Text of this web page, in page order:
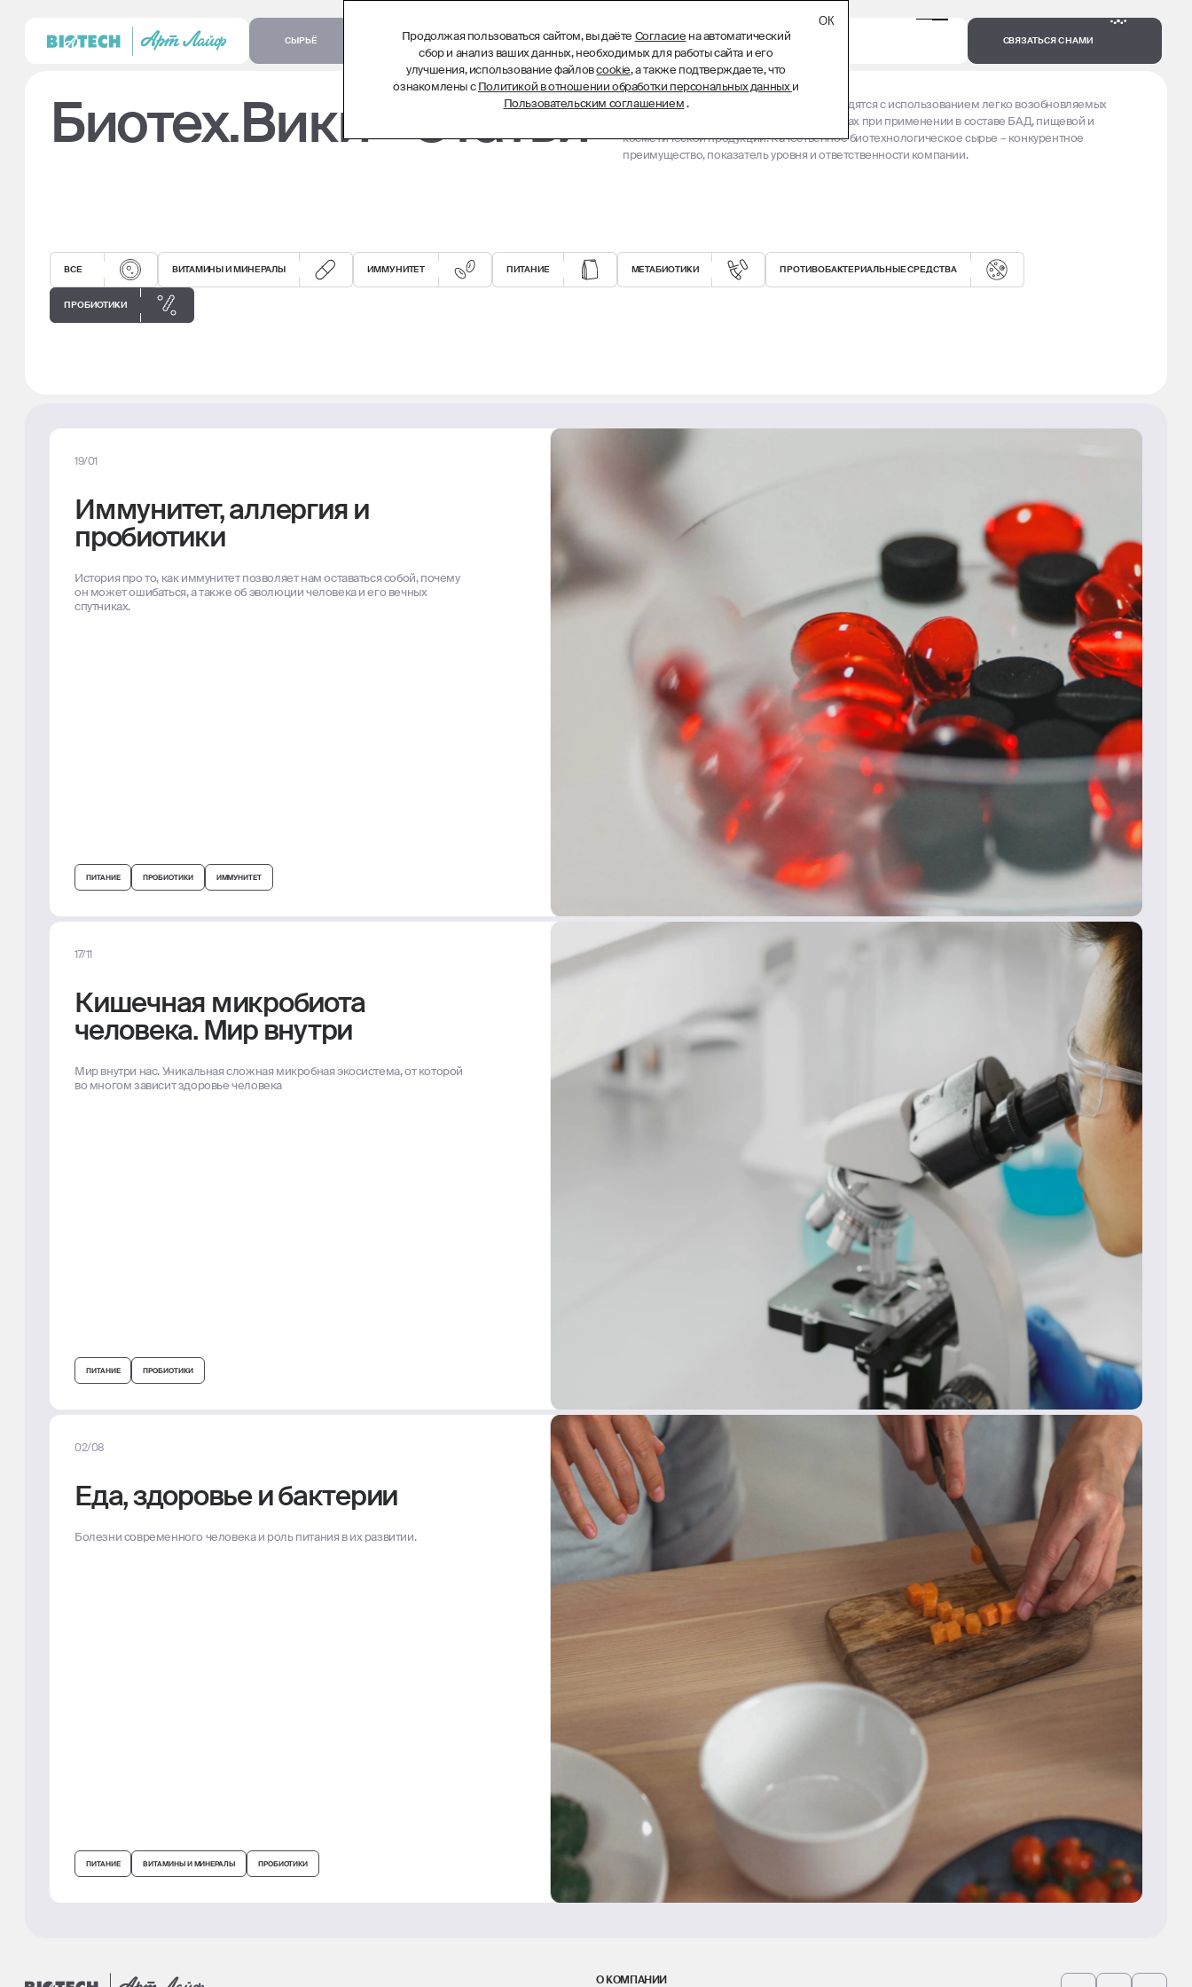
СЫРЬЁ БИОТЕХНОЛОГИЧЕСКИЕ КОМПЛЕКСЫ МЕНЮ СВЯЗАТЬСЯ С НАМИ
Биотех.Вики - Статьи
Биотехнологические субстанции производятся с использованием легко возобновляемых
ресурсов и эффективны в малых дозировках при применении в составе БАД, пищевой и
косметической продукции. Качественное биотехнологическое сырье – конкурентное
преимущество, показатель уровня и ответственности компании.
ВСЕ ВИТАМИНЫ И МИНЕРАЛЫ ИММУНИТЕТ ПИТАНИЕ МЕТАБИОТИКИ ПРОТИВОБАКТЕРИАЛЬНЫЕ СРЕДСТВА
ПРОБИОТИКИ
19/01
Иммунитет, аллергия и
пробиотики
История про то, как иммунитет позволяет нам оставаться собой, почему
он может ошибаться, а также об эволюции человека и его вечных
спутниках.
ПИТАНИЕ ПРОБИОТИКИ ИММУНИТЕТ
17/11
Кишечная микробиота
человека. Мир внутри
Мир внутри нас. Уникальная сложная микробная экосистема, от которой
во многом зависит здоровье человека
ПИТАНИЕ ПРОБИОТИКИ
02/08
Еда, здоровье и бактерии
Болезни современного человека и роль питания в их развитии.
ПИТАНИЕ ВИТАМИНЫ И МИНЕРАЛЫ ПРОБИОТИКИ
О КОМПАНИИ
Продолжая пользоваться сайтом, вы даёте Согласие на автоматический
сбор и анализ ваших данных, необходимых для работы сайта и его
улучшения, использование файловcookie, а также подтверждаете, что
ознакомлены сПолитикой в отношении обработки персональных данныхи
Пользовательским соглашением.